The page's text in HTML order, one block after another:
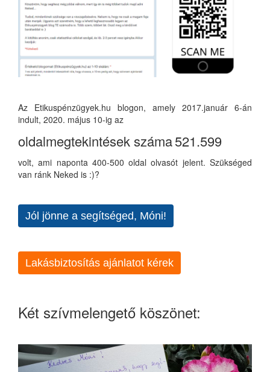
Az Etikuspénzügyek.hu blogon, amely 2017.január 6-án
indult, 2020. május 10-ig az
oldalmegtekintések száma521.599
volt, ami naponta 400-500 oldal olvasót jelent. Szükséged
van ránk Neked is :)?
Jól jönne a segítséged, Móni!
Lakásbiztosítás ajánlatot kérek
Két szívmelengető köszönet: